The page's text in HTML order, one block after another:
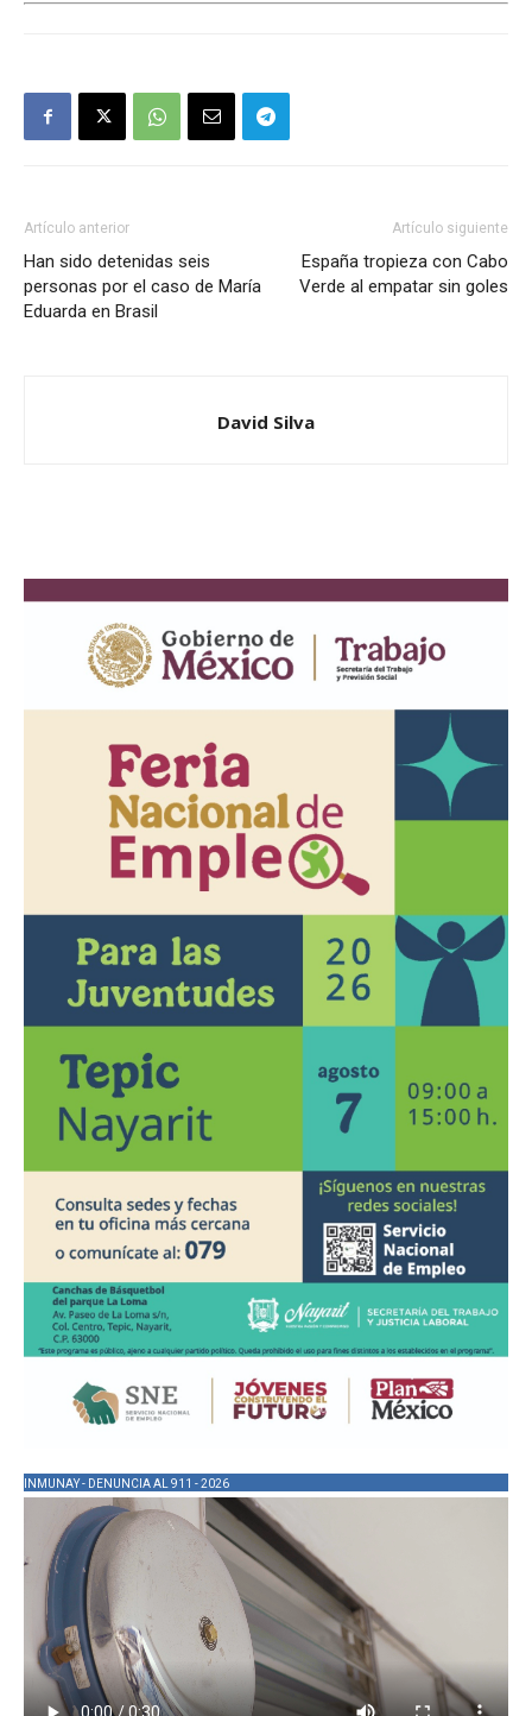
Artículo anterior
Han sido detenidas seis
personas por el caso de María
Eduarda en Brasil
Artículo siguiente
España tropieza con Cabo
Verde al empatar sin goles
David Silva
INMUNAY - DENUNCIA AL 911 - 2026